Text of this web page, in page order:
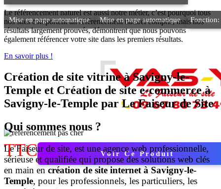
Mise en page automatique Mise en page automatique
TTC Voir Ce Produit
Le référencement naturel est aussi notre métier, c’est pourquoi tous
nos sites comportent un référencement naturel compris, mais nos
résultats largement prouvés, démontrent que nous pouvons
également référencer votre site dans les premiers résultats.
En savoir plus !
Création de site vitrine à Savigny-le-
Temple et Création de site e-commerce à
Savigny-le-Temple parLe Faiseur de Site
Qui sommes nous ?
Le Faiseur de site, est une agence web professionnelle,
sérieuse et qualifiée qui propose des solutions web clés
en main encréation de site internet à Savigny-le-
Temple, pour les professionnels, les particuliers, les